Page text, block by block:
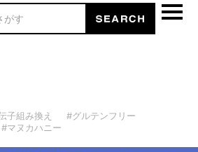
子組み換え
#グルテンフリー
#マヌカハニー